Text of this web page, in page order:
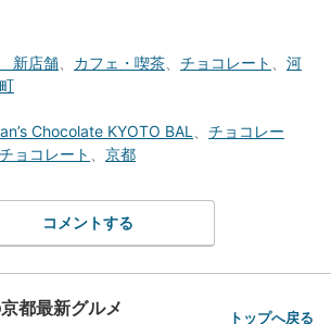
新店舗 カフェ・喫茶 チョコレート
河
Chocolate KYOTO BAL
チョコレー
ョコレート 京都
コメントする
都最新グルメ トップへ戻る